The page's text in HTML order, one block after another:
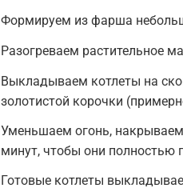
Формируем из фарша
Разогреваем растительное
Выкладываем котлеты на
золотистой корочки
Уменьшаем огонь,
минут, чтобы они полностью
Готовые котлеты